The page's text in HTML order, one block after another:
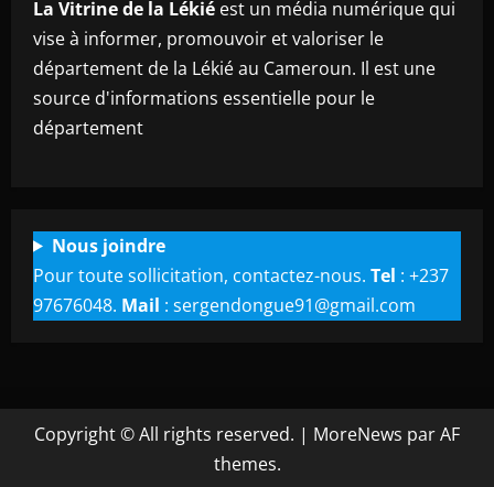
La Vitrine de la Lékié est un média numérique qui
vise à informer, promouvoir et valoriser le
département de la Lékié au Cameroun. Il est une
source d'informations essentielle pour le
département
Nous joindre
Pour toute sollicitation, contactez-nous. Tel : +237
97676048. Mail : sergendongue91@gmail.com
Copyright © All rights reserved. | MoreNews par AF
themes.